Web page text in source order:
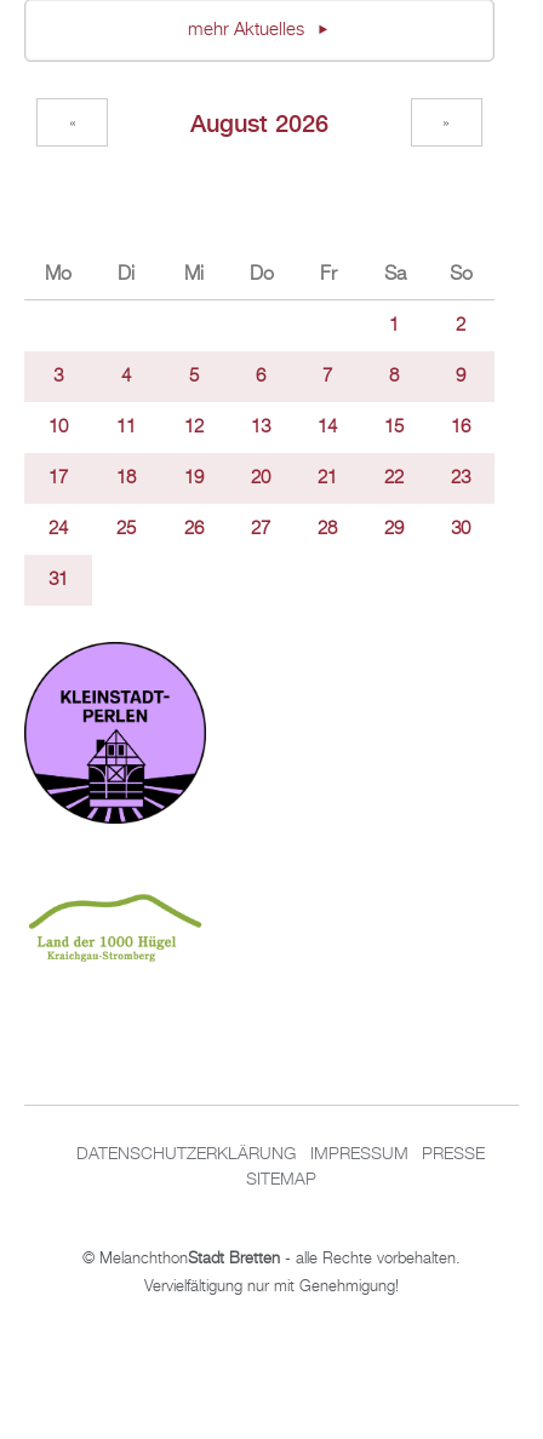
mehr Ak­tu­el­les
Au­gust 2026
« »
Mo Di Mi Do Fr Sa So
1 2
3 4 5 6 7 8 9
10 11 12 13 14 15 16
17 18 19 20 21 22 23
24 25 26 27 28 29 30
31
DA­TEN­SCHUT­Z­ER­KLÄ­RUNG IM­PRES­SUM
PRES­SE
SITEMAP
© Me­lan­chthonStadt Brett­en - alle Rech­te vor­be­hal­ten.
Ver­viel­fäl­ti­gung nur mit Ge­neh­mi­gung!